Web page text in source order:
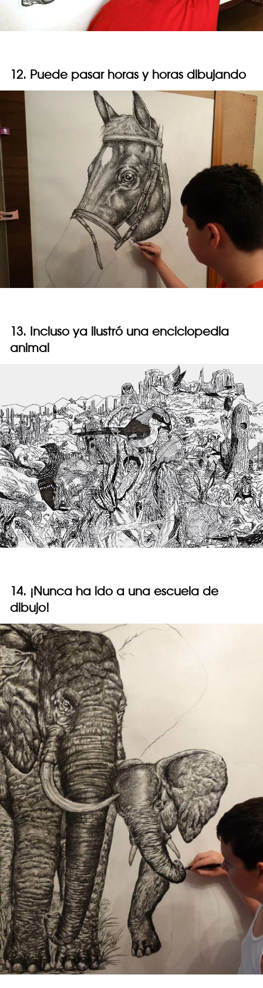
12. Puede pasar horas y horas dibujando
13. Incluso ya ilustró una enciclopedia
animal
14. ¡Nunca ha ido a una escuela de
dibujo!